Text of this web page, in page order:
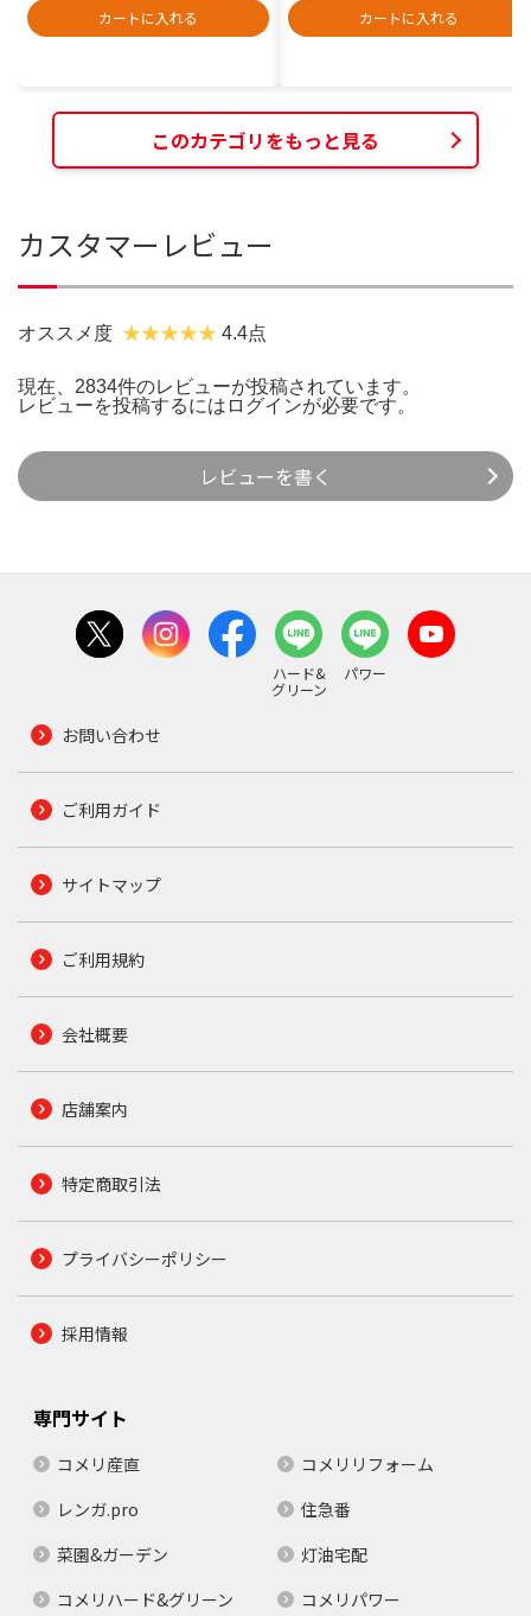
カートに入れる
カートに入れる
このカテゴリをもっと見る
カスタマーレビュー
オススメ度 4.4点
現在、2834件のレビューが投稿されています。
レビューを投稿するには ログインが必要です。
レビューを書く
ハード&
グリーン
パワー
お問い合わせ
ご利用ガイド
サイトマップ
ご利用規約
会社概要
店舗案内
特定商取引法
プライバシーポリシー
採用情報
専門サイト
コメリ産直
コメリリフォーム
レンガ.pro
住急番
菜園&ガーデン
灯油宅配
コメリハード&グリーン
コメリパワー